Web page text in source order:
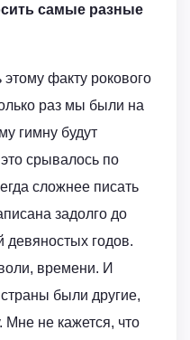
самые разные
факту рокового
раз мы были на
гимну будут
срывалось по
сложнее писать
задолго до
девяностых годов.
времени. И
были другие,
Мне не кажется, что